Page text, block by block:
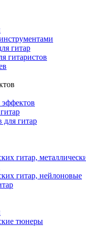
гитар
гитаристов
гитар
гитар,
гитар, нейлоновые
тюнеры